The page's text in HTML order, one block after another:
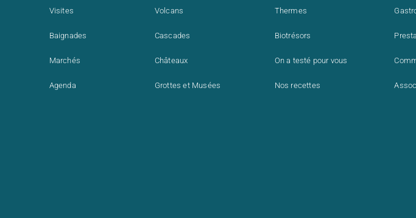
Visites
Baignades
Marchés
Agenda
Volcans
Cascades
Châteaux
Grottes et Musées
Thermes
Biotrésors
On a testé pour vous
Nos recettes